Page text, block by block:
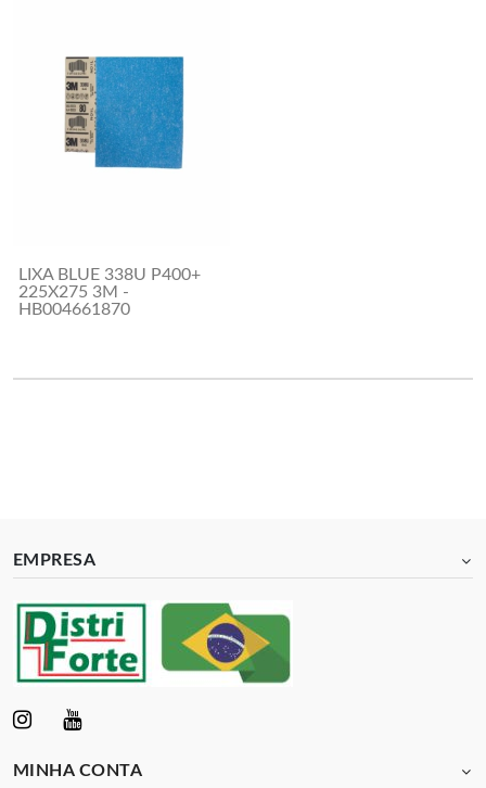
LIXA BLUE 338U P400+
225X275 3M -
HB004661870
EMPRESA
MINHA CONTA